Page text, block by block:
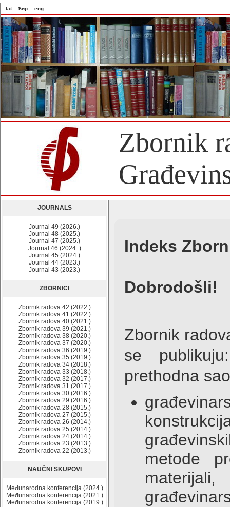
lat ћир eng
Zbornik
JOURNALS
Journal 49 (2026.)
Journal 48 (2025.)
Journal 47 (2025.)
Journal 46 (2024..)
Journal 45 (2024.)
Journal 44 (2023.)
Journal 43 (2023.)
ZBORNICI
Zbornik radova 42 (2022.)
Zbornik radova 41 (2022.)
Zbornik radova 40 (2021.)
Zbornik radova 39 (2021.)
Zbornik radova 38 (2020.)
Zbornik radova 37 (2020.)
Zbornik radova 36 (2019.)
Zbornik radova 35 (2019.)
Zbornik radova 34 (2018.)
Zbornik radova 33 (2018.)
Zbornik radova 32 (2017.)
Zbornik radova 31 (2017.)
Zbornik radova 30 (2016.)
Zbornik radova 29 (2016.)
Zbornik radova 28 (2015.)
Zbornik radova 27 (2015.)
Zbornik radova 26 (2014.)
Zbornik radova 25 (2014.)
Zbornik radova 24 (2014.)
Zbornik radova 23 (2013.)
Zbornik radova 22 (2013.)
NAUČNI SKUPOVI
Međunarodna konferencija (2024.)
Međunarodna konferencija (2021.)
Međunarodna konferencija (2019.)
Indeks
Dobrodošli!
Zbornik
se
prethodna
metode